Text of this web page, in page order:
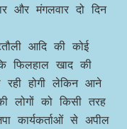
और मंगलवार दो दिन
आदि की कोई
फिलहाल खाद की
रही होगी लेकिन आने
लोगों को किसी तरह
कार्यकर्ताओं से अपील